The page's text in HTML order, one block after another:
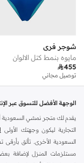
شوجر فري
مايوه بنمط كتل الالوان
455
توصيل مجاني
الوجهة الأفضل للتسوق عبر
يقدم لك متجر نمشي السعودية
التجارية ليكون وجهتك الأولى
السعودية الأخرى. تألق بأرقى
مستلزمات المنزل لإضافة